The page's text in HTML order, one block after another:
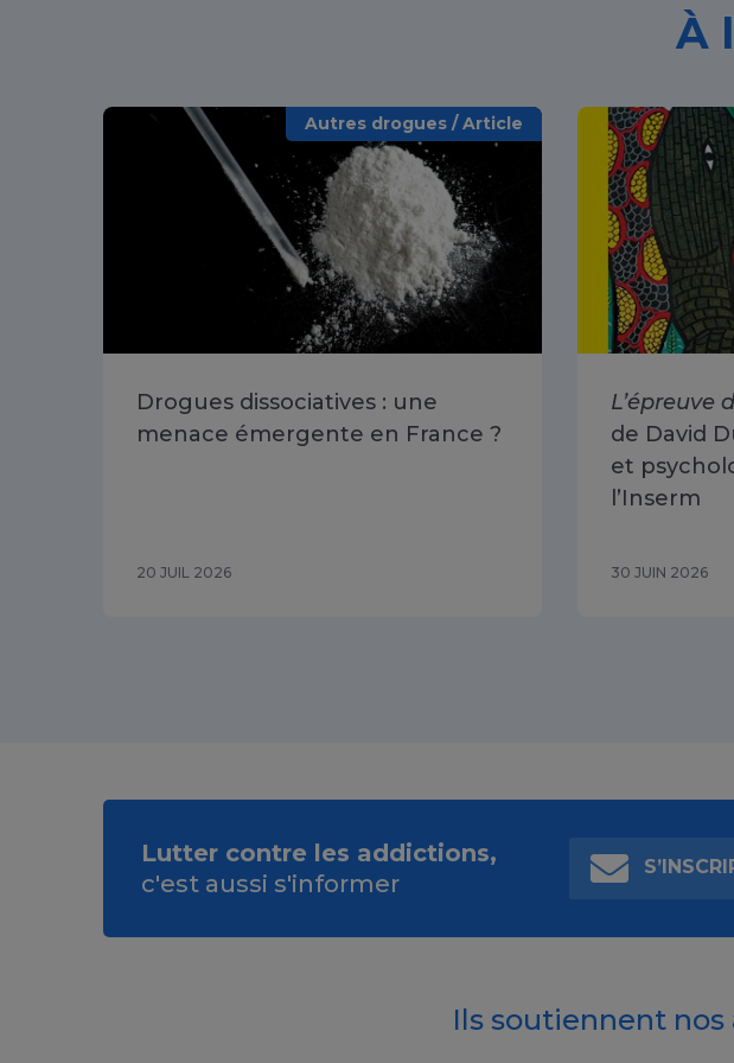
À
Autres drogues / Article
Drogues dissociatives : une
menace émergente en France ?
20 JUIL 2026
L’épreuve
de David
et
l’Inserm
30 JUIN 2026
Lutter contre les addictions,
c'est aussi s'informer
Ils soutiennent